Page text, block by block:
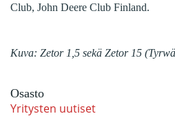
Club, John Deere Club Finland.
Kuva: Zetor 1,5 sekä Zetor 15
Osasto
Yritysten uutiset